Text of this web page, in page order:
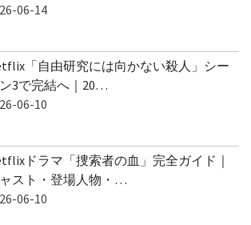
06-14
「自由研究には向かない殺人」シー
3で完結へ｜20…
06-10
ドラマ「捜索者の血」完全ガイド｜
スト・登場人物・…
06-10